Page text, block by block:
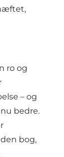
ro og
– og
bedre.
bog,